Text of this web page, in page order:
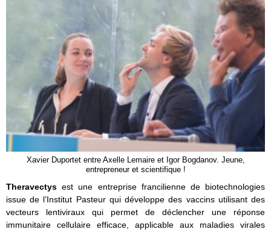
Xavier Duportet entre Axelle Lemaire et Igor Bogdanov. Jeune,
entrepreneur et scientifique !
Theravectys est une entreprise francilienne de biotechnologies
issue de l’Institut Pasteur qui développe des vaccins utilisant des
vecteurs lentiviraux qui permet de déclencher une réponse
immunitaire cellulaire efficace, applicable aux maladies virales